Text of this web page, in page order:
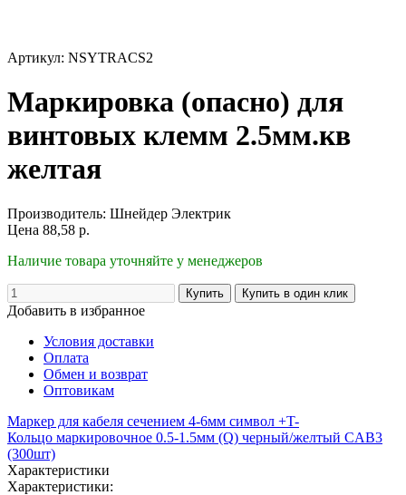
Артикул: NSYTRACS2
Маркировка (опасно) для
винтовых клемм 2.5мм.кв
желтая
Производитель: Шнейдер Электрик
Цена 88,58 р.
Наличие товара уточняйте у менеджеров
Добавить в избранное
Условия доставки
Оплата
Обмен и возврат
Оптовикам
Маркер для кабеля сечением 4-6мм символ +T-
Кольцо маркировочное 0.5-1.5мм (Q) черный/желтый CAB3
(300шт)
Характеристики
Характеристики: